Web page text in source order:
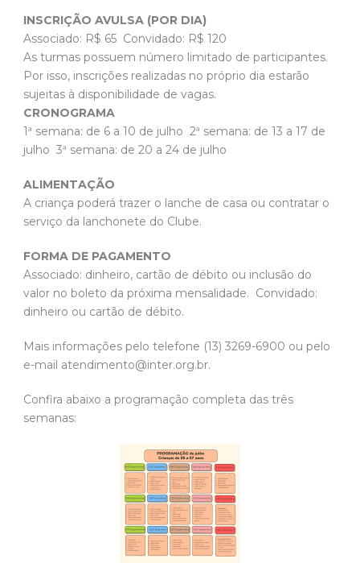
INSCRIÇÃO AVULSA (POR DIA)
Associado: R$ 65 Convidado: R$ 120
As turmas possuem número limitado de participantes.
Por isso, inscrições realizadas no próprio dia estarão
sujeitas à disponibilidade de vagas.
CRONOGRAMA
1ª semana: de 6 a 10 de julho 2ª semana: de 13 a 17 de
julho 3ª semana: de 20 a 24 de julho
ALIMENTAÇÃO
A criança poderá trazer o lanche de casa ou contratar o
serviço da lanchonete do Clube.
FORMA DE PAGAMENTO
Associado: dinheiro, cartão de débito ou inclusão do
valor no boleto da próxima mensalidade. Convidado:
dinheiro ou cartão de débito.
Mais informações pelo telefone (13) 3269-6900 ou pelo
e-mail atendimento@inter.org.br.
Confira abaixo a programação completa das três
semanas: